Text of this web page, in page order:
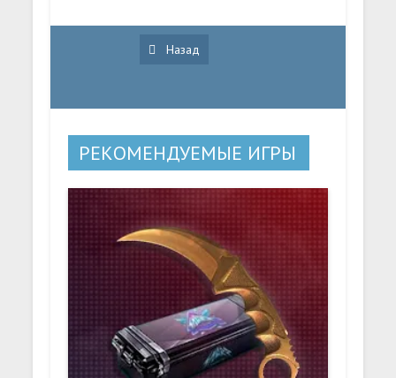
Назад
РЕКОМЕНДУЕМЫЕ ИГРЫ